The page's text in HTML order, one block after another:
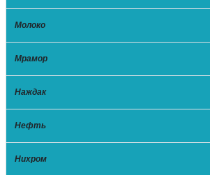
Молоко
Мрамор
Наждак
Нефть
Нихром